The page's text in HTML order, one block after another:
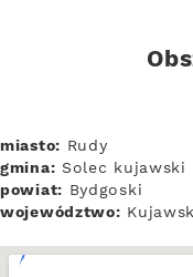
miasto: Rudy
gmina: Solec kujawski
powiat: Bydgoski
województwo: